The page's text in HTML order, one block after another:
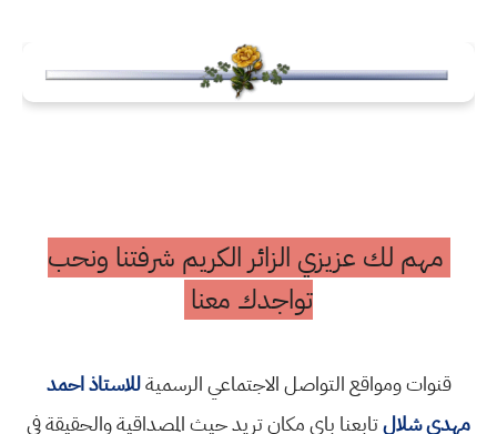
مهم لك عزيزي الزائر الكريم شرفتنا ونحب
تواجدك معنا
قنوات ومواقع التواصل الاجتماعي الرسميةللاستاذ احمد
مهدي شلالتابعنا باي مكان تريد حيث المصداقية والحقيقة في